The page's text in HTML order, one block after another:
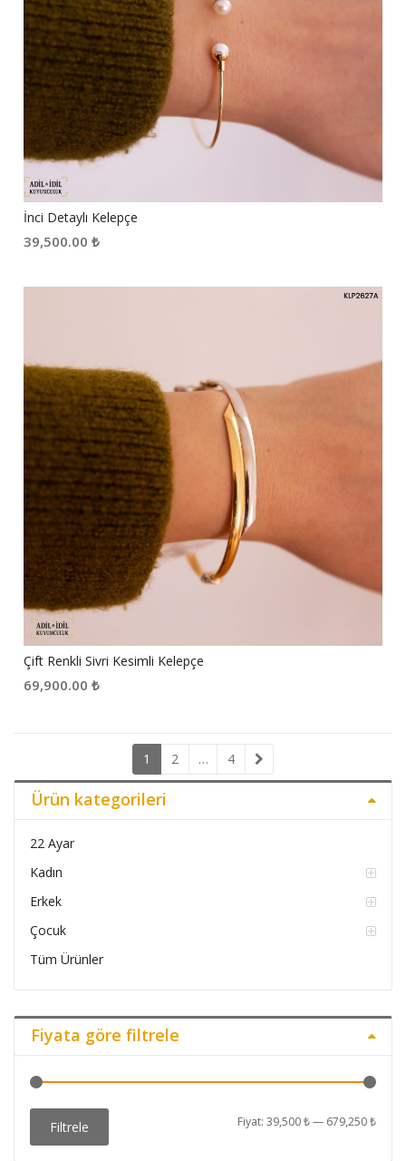
İnci Detaylı Kelepçe
39,500.00 ₺
Çift Renkli Sivri Kesimli Kelepçe
69,900.00 ₺
1 2 … 4
Ürün kategorileri
22 Ayar
Kadın
Erkek
Çocuk
Tüm Ürünler
Fiyata göre filtrele
En
En
Filtrele Fiyat:39,500 ₺— 679,250 ₺